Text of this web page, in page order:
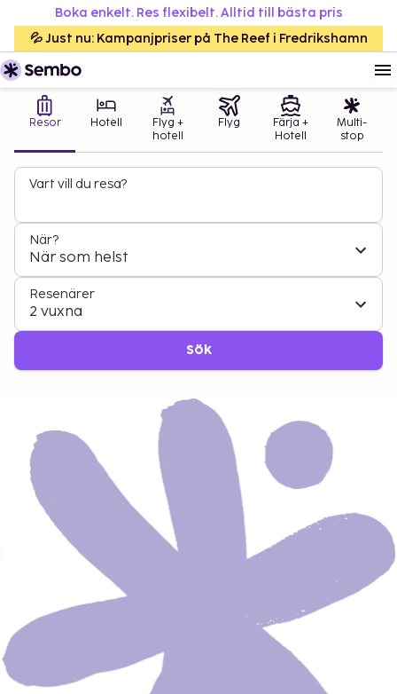
Boka enkelt. Res flexibelt. Alltid till bästa pris
💦 Just nu: Kampanjpriser på The Reef i Fredrikshamn
Resor Hotell
Flyg +
hotell
Flyg
Färja +
Hotell
Multi-
stop
Vart vill du resa?
När?
När som helst
Resenärer
2 vuxna
Sök